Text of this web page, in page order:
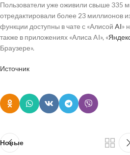
Пользователи уже оживили свыше 335
отредактировали более 23 миллионов
функции доступны в чате с «Алисой AI»
также в приложениях «Алиса AI», «
Браузере».
Источник
Новые